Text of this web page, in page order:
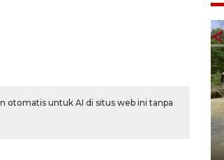
otomatis untuk AI di situs web ini tanpa